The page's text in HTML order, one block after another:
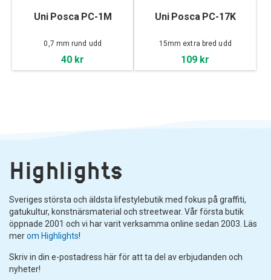
Uni Posca PC-1M
0,7 mm rund udd
40 kr
Uni Posca PC-17K
15mm extra bred udd
109 kr
Highlights
Sveriges största och äldsta lifestylebutik med fokus på graffiti,
gatukultur, konstnärsmaterial och streetwear. Vår första butik
öppnade 2001 och vi har varit verksamma online sedan 2003. Läs
merom Highlights!
Skriv in din e-postadress här för att ta del av erbjudanden och
nyheter!